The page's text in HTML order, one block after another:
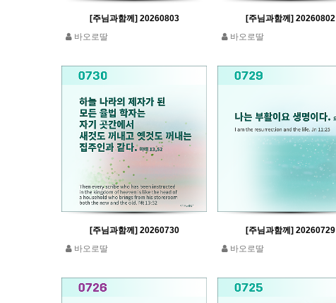
[주님과함께] 20260803
바오로딸
[주님과함께] 20260802
바오로딸
[주님과함께] 20260730
바오로딸
[주님과함께] 20260729
바오로딸